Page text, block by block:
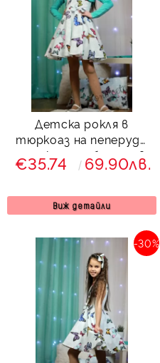
Детска рокля в
тюркоаз на пеперуди
тип клош с болеро в
мента Вилина
€35.74 69.90лв.
Виж детайли
-30%